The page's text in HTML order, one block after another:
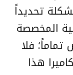
تحديداً
المخصصة
فلا
هذا